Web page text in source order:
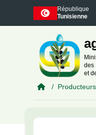
Skip to main content
République
Tunisienne
des
et
Producteurs